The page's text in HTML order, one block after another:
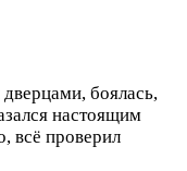
боялась,
настоящим
всё проверил